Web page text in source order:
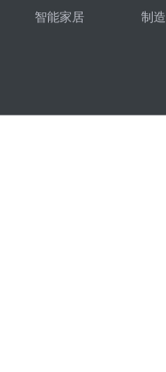
智能家居 制